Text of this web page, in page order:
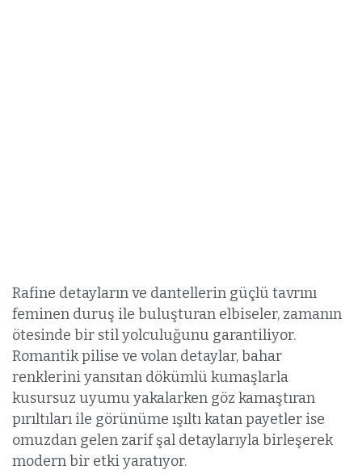
Rafine detayların ve dantellerin güçlü tavrını
feminen duruş ile buluşturan elbiseler, zamanın
ötesinde bir stil yolculuğunu garantiliyor.
Romantik pilise ve volan detaylar, bahar
renklerini yansıtan dökümlü kumaşlarla
kusursuz uyumu yakalarken göz kamaştıran
pırıltıları ile görünüme ışıltı katan payetler ise
omuzdan gelen zarif şal detaylarıyla birleşerek
modern bir etki yaratıyor.